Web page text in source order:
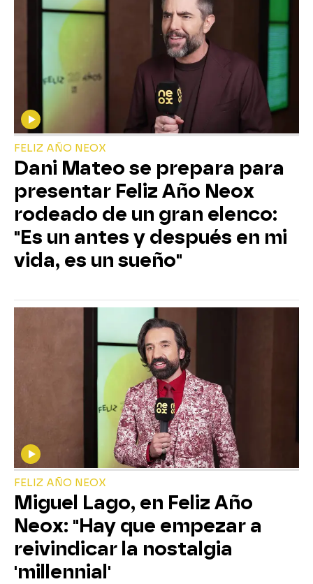
FELIZ AÑO NEOX
Dani Mateo se prepara para
presentar Feliz Año Neox
rodeado de un gran elenco:
"Es un antes y después en mi
vida, es un sueño"
FELIZ AÑO NEOX
Miguel Lago, en Feliz Año
Neox: "Hay que empezar a
reivindicar la nostalgia
'millennial'